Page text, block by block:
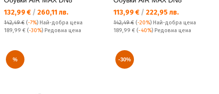
Текуща цена:
132,99 € / 260,11 лв.
142,49 € (-7%) Най-добра цена
Редовна цена:
189,99 € (-30%) Редовна цена
Текуща цена:
113,99 € / 222,95 лв.
142,49 € (-20%) Най-добра цена
Редовна цена:
189,99 € (-40%) Редовна цена
% -30%